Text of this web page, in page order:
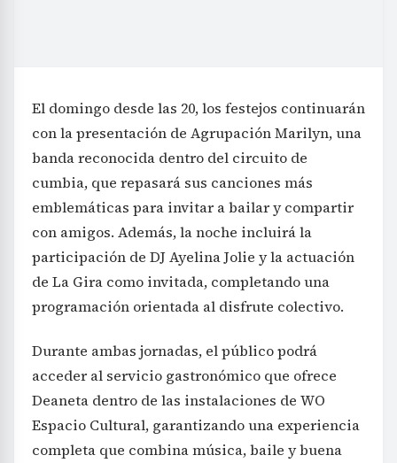
El domingo desde las 20, los festejos continuarán
con la presentación de Agrupación Marilyn, una
banda reconocida dentro del circuito de
cumbia, que repasará sus canciones más
emblemáticas para invitar a bailar y compartir
con amigos. Además, la noche incluirá la
participación de DJ Ayelina Jolie y la actuación
de La Gira como invitada, completando una
programación orientada al disfrute colectivo.
Durante ambas jornadas, el público podrá
acceder al servicio gastronómico que ofrece
Deaneta dentro de las instalaciones de WO
Espacio Cultural, garantizando una experiencia
completa que combina música, baile y buena